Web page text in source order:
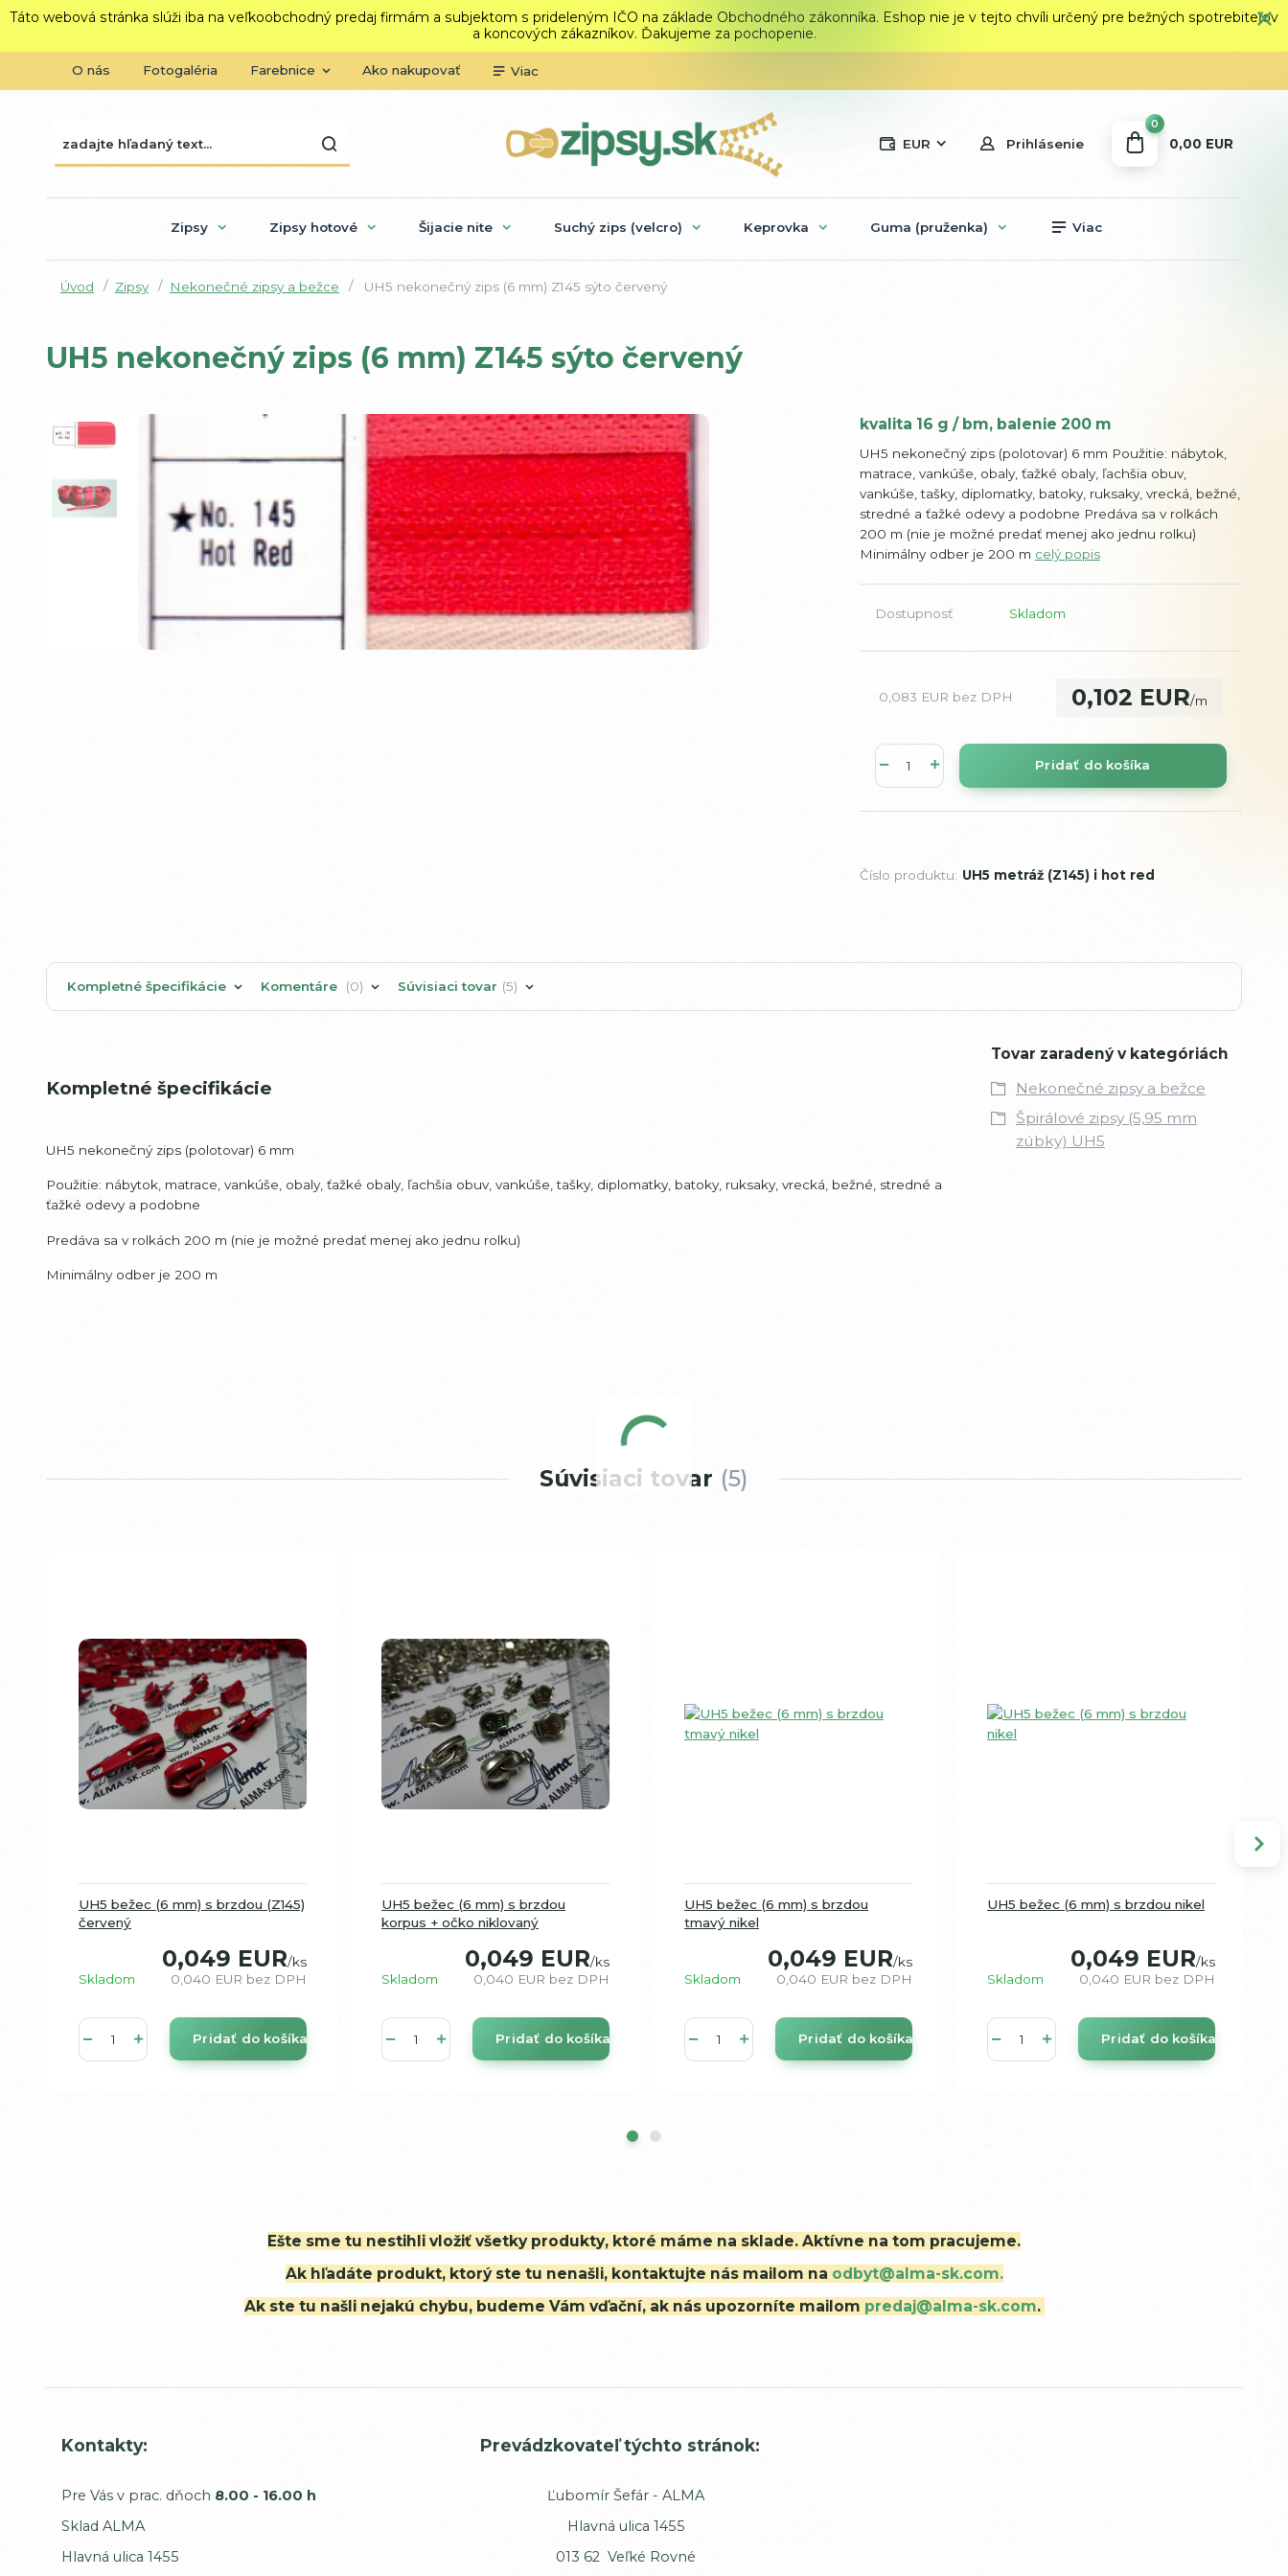
Táto webová stránka slúži iba na veľkoobchodný predaj firmám a subjektom s prideleným IČO na základe Obchodného zákonníka. Eshop nie je v tejto chvíli určený pre bežných spotrebiteľov
a koncových zákazníkov. Ďakujeme za pochopenie.
O nás Fotogaléria Farebnice Ako nakupovať Viac
EUR Prihlásenie
0
0,00 EUR
Zipsy Zipsy hotové Šijacie nite Suchý zips (velcro) Keprovka Guma (pruženka) Viac
Úvod Zipsy Nekonečné zipsy a bežce UH5 nekonečný zips (6 mm) Z145 sýto červený
UH5 nekonečný zips (6 mm) Z145 sýto červený
kvalita 16 g / bm, balenie 200 m
UH5 nekonečný zips (polotovar) 6 mm Použitie: nábytok,
matrace, vankúše, obaly, ťažké obaly, ľachšia obuv,
vankúše, tašky, diplomatky, batoky, ruksaky, vrecká, bežné,
stredné a ťažké odevy a podobne Predáva sa v rolkách
200 m (nie je možné predať menej ako jednu rolku)
Minimálny odber je 200 m celý popis
Dostupnosť Skladom
0,102 EUR/m
0,083 EUR bez DPH
Pridať do košíka
Číslo produktu: UH5 metráž (Z145) i hot red
Kompletné špecifikácie Komentáre 0 Súvisiaci tovar 5
Kompletné špecifikácie
UH5 nekonečný zips (polotovar) 6 mm
Použitie: nábytok, matrace, vankúše, obaly, ťažké obaly, ľachšia obuv, vankúše, tašky, diplomatky, batoky, ruksaky, vrecká, bežné, stredné a
ťažké odevy a podobne
Predáva sa v rolkách 200 m (nie je možné predať menej ako jednu rolku)
Minimálny odber je 200 m
Tovar zaradený v kategóriách
Nekonečné zipsy a bežce
Špirálové zipsy (5,95 mm
zúbky) UH5
Súvisiaci tovar 5
UH5 bežec (6 mm) s brzdou (Z145)
červený
0,049 EUR/ks
0,040 EUR bez DPH
Skladom
Pridať do košíka
UH5 bežec (6 mm) s brzdou
korpus + očko niklovaný
0,049 EUR/ks
0,040 EUR bez DPH
Skladom
Pridať do košíka
UH5 bežec (6 mm) s brzdou
tmavý nikel
0,049 EUR/ks
0,040 EUR bez DPH
Skladom
Pridať do košíka
UH5 bežec (6 mm) s brzdou nikel
0,049 EUR/ks
0,040 EUR bez DPH
Skladom
Pridať do košíka
Ešte sme tu nestihli vložiť všetky produkty, ktoré máme na sklade. Aktívne na tom pracujeme.
Ak hľadáte produkt, ktorý ste tu nenašli, kontaktujte nás mailom na odbyt@alma-sk.com.
Ak ste tu našli nejakú chybu, budeme Vám vďační, ak nás upozorníte mailom predaj@alma-sk.com.
Kontakty:
Pre Vás v prac. dňoch 8.00 - 16.00 h
Sklad ALMA
Hlavná ulica 1455
Prevádzkovateľ týchto stránok:
Ľubomír Šefár - ALMA
Hlavná ulica 1455
013 62 Veľké Rovné